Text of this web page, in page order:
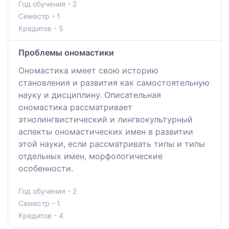
Год обучения - 2
Семестр - 1
Кредитов - 5
Проблемы ономастики
Ономастика имеет свою историю
становления и развития как самостоятельную
науку и дисциплину. Описательная
ономастика рассматривает
этнолингвистический и лингвокультурный
аспекты ономастических имен в развитии
этой науки, если рассматривать типы и типы
отдельных имен, морфологические
особенности.
Год обучения - 2
Семестр - 1
Кредитов - 4